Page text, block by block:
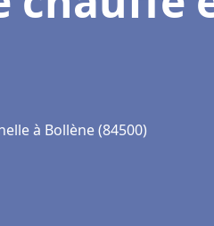
à Bollène (84500)